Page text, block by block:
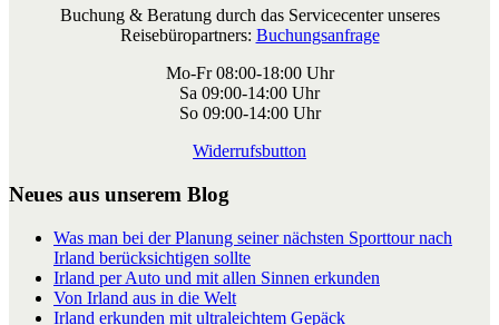
Buchung & Beratung durch das Servicecenter unseres
Reisebüropartners: Buchungsanfrage
Mo-Fr 08:00-18:00 Uhr
Sa 09:00-14:00 Uhr
So 09:00-14:00 Uhr
Widerrufsbutton
Neues aus unserem Blog
Was man bei der Planung seiner nächsten Sporttour nach
Irland berücksichtigen sollte
Irland per Auto und mit allen Sinnen erkunden
Von Irland aus in die Welt
Irland erkunden mit ultraleichtem Gepäck